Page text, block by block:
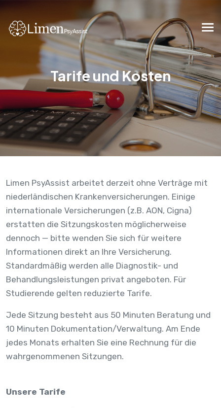
Tarife und Kosten
Limen PsyAssist arbeitet derzeit ohne Verträge mit
niederländischen Krankenversicherungen. Einige
internationale Versicherungen (z.B. AON, Cigna)
erstatten die Sitzungskosten möglicherweise
dennoch — bitte wenden Sie sich für weitere
Informationen direkt an Ihre Versicherung.
Standardmäßig werden alle Diagnostik- und
Behandlungsleistungen privat angeboten. Für
Studierende gelten reduzierte Tarife.
Jede Sitzung besteht aus 50 Minuten Beratung und
10 Minuten Dokumentation/Verwaltung. Am Ende
jedes Monats erhalten Sie eine Rechnung für die
wahrgenommenen Sitzungen.
Unsere Tarife